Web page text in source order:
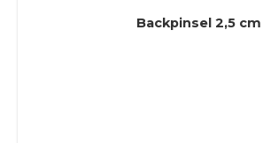
Backpinsel 2,5 cm